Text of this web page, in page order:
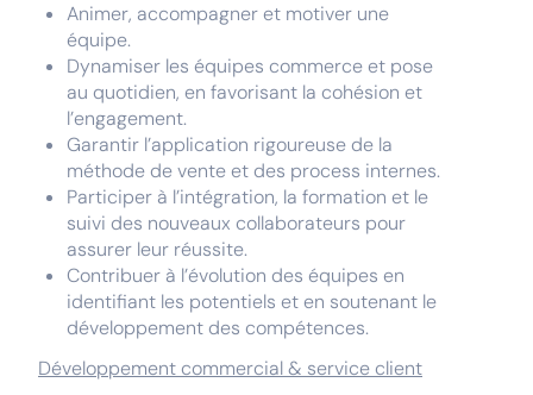
Animer, accompagner et motiver une
équipe.
Dynamiser les équipes commerce et pose
au quotidien, en favorisant la cohésion et
l’engagement.
Garantir l’application rigoureuse de la
méthode de vente et des process internes.
Participer à l’intégration, la formation et le
suivi des nouveaux collaborateurs pour
assurer leur réussite.
Contribuer à l’évolution des équipes en
identifiant les potentiels et en soutenant le
développement des compétences.
Développement commercial & service client